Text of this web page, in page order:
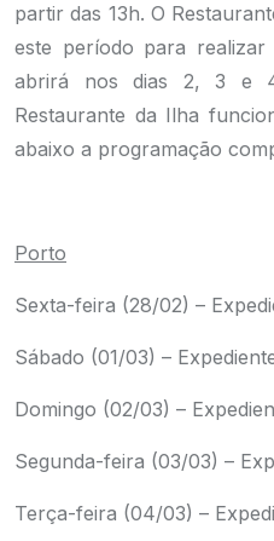
partir das 13h. O
este período para
abrirá nos dias 2, 3 e
Restaurante da Ilha
abaixo a programação
Porto
Sexta-feira (28/02) –
Sábado (01/03) –
Domingo (02/03) –
Segunda-feira (03/03) –
Terça-feira (04/03) –